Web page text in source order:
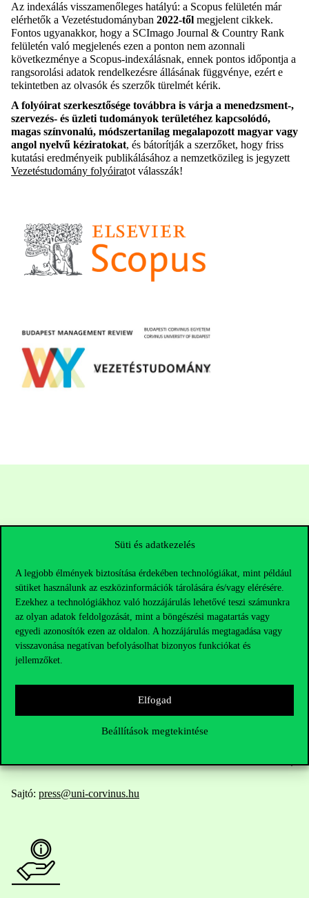
Süti és adatkezelés
A legjobb élmények biztosítása érdekében technológiákat, mint például
sütiket használunk az eszközinformációk tárolására és/vagy elérésére.
Ezekhez a technológiákhoz való hozzájárulás lehetővé teszi számunkra
az olyan adatok feldolgozását, mint a böngészési magatartás vagy
egyedi azonosítók ezen az oldalon. A hozzájárulás megtagadása vagy
visszavonása negatívan befolyásolhat bizonyos funkciókat és
jellemzőket.
Elfogad
Beállítások megtekintése
Az indexálás visszamenőleges hatályú: a Scopus felületén már
elérhetők a Vezetéstudományban 2022-től megjelent cikkek.
Fontos ugyanakkor, hogy a SCImago Journal & Country Rank
felületén való megjelenés ezen a ponton nem azonnali
következménye a Scopus-indexálásnak, ennek pontos időpontja a
rangsorolási adatok rendelkezésre állásának függvénye, ezért e
tekintetben az olvasók és szerzők türelmét kérik.
A folyóirat szerkesztősége továbbra is várja a menedzsment-,
szervezés- és üzleti tudományok területéhez kapcsolódó,
magas színvonalú, módszertanilag megalapozott magyar vagy
angol nyelvű kéziratokat, és bátorítják a szerzőket, hogy friss
kutatási eredményeik publikálásához a nemzetközileg is jegyzett
Vezetéstudomány folyóiratot válasszák!
Elérhetőségek
Telefonszám:
Oktatói elérhetőségek
Sajtó: press@uni-corvinus.hu